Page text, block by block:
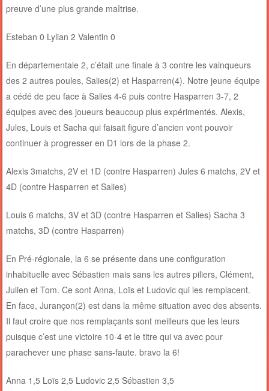
preuve d’une plus grande maîtrise.
Esteban 0 Lylian 2 Valentin 0
En départementale 2, c’était une finale à 3 contre les vainqueurs
des 2 autres poules, Salies(2) et Hasparren(4). Notre jeune équipe
a cédé de peu face à Salies 4-6 puis contre Hasparren 3-7, 2
équipes avec des joueurs beaucoup plus expérimentés. Alexis,
Jules, Louis et Sacha qui faisait figure d’ancien vont pouvoir
continuer à progresser en D1 lors de la phase 2.
Alexis 3matchs, 2V et 1D (contre Hasparren) Jules 6 matchs, 2V et
4D (contre Hasparren et Salies)
Louis 6 matchs, 3V et 3D (contre Hasparren et Salies) Sacha 3
matchs, 3D (contre Hasparren)
En Pré-régionale, la 6 se présente dans une configuration
inhabituelle avec Sébastien mais sans les autres piliers, Clément,
Julien et Tom. Ce sont Anna, Loïs et Ludovic qui les remplacent.
En face, Jurançon(2) est dans la même situation avec des absents.
Il faut croire que nos remplaçants sont meilleurs que les leurs
puisque c’est une victoire 10-4 et le titre qui va avec pour
parachever une phase sans-faute. bravo la 6!
Anna 1,5 Loïs 2,5 Ludovic 2,5 Sébastien 3,5